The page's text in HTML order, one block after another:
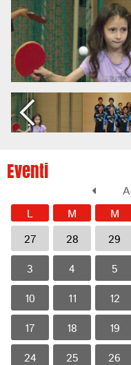
Eventi
L M M
27 28 29
3 4 5
10 11 12
17 18 19
24 25 26